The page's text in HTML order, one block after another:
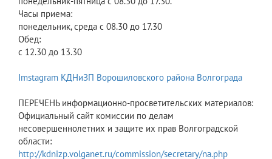
Часы приема:
понедельник, среда с 08.30 до 17.30
Обед:
с 12.30 до 13.30
Imstagram КДНиЗП Ворошиловского района Волгограда
ПЕРЕЧЕНЬ информационно-просветительских материалов:
Официальный сайт комиссии по делам
несовершеннолетних и защите их прав Волгоградской
области:
http://kdnizp.volganet.ru/commission/secretary/na.php